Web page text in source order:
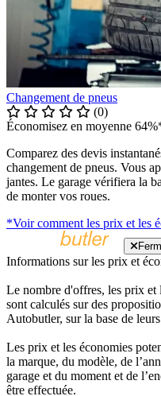
Changement de pneus
(0)
Économisez en moyenne
Comparez des devis
changement de pneus. Vous
jantes. Le garage vérifiera la
de monter vos roues.
*Voir comment les prix et les
Informations sur les prix et
Le nombre d'offres, les prix et
sont calculés sur des
Autobutler, sur la base de
Les prix et les économies
la marque, du modèle, de
garage et du moment et de
être effectuée.